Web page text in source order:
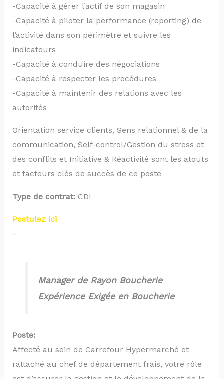
-Capacité à gérer l’actif de son magasin
-Capacité à piloter la performance (reporting) de
l’activité dans son périmètre et suivre les
indicateurs
-Capacité à conduire des négociations
-Capacité à respecter les procédures
-Capacité à maintenir des relations avec les
autorités
Orientation service clients, Sens relationnel & de la
communication, Self-control/Gestion du stress et
des conflits et Initiative & Réactivité sont les atouts
et facteurs clés de succès de ce poste
Type de contrat:CDI
Postulez ici
–
Manager de Rayon Boucherie
Expérience Exigée en Boucherie
Poste:
Affecté au sein de Carrefour Hypermarché et
rattaché au chef de département frais, votre rôle